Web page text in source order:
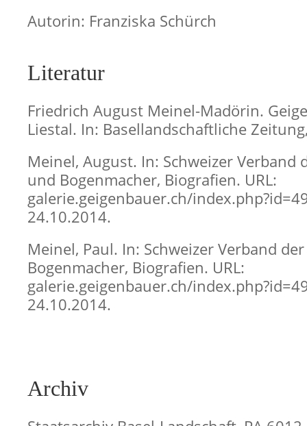
Autorin: Franziska Schürch
Literatur
Friedrich August Meinel-Madörin.
Liestal. In: Basellandschaftliche
Meinel, August. In: Schweizer Verband
und Bogenmacher, Biografien. URL:
galerie.geigenbauer.ch/
24.10.2014.
Meinel, Paul. In: Schweizer Verband
Bogenmacher, Biografien. URL:
galerie.geigenbauer.ch/
24.10.2014.
Archiv